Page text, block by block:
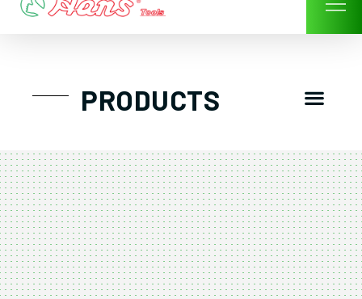
Skip
PRODUCTS